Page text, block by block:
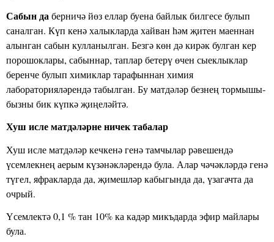
Сабын даберничә йөз еллар буена байлык билгесе булып
саналган. Күп кенә халыкларда хайван һәм җитен маеннан
алынган сабын кул­ланылган. Безгә көн дә кирәк булган кер
порошоклары, сабыннар, таплар бетерү өчен сыеклыклар
беренче булып химиклар тарафыннан химия
лабораторияләрендә табылган. Бу матдәләр безнең тормышы­
бызны бик күпкә җиңеләйтә.
Хуш исле матдәләрне ничек табалар
Хуш исле матдәләр кечкенә генә тамчылар рәвешендә
үсемлекнең ае­рым күзәнәкләрендә була. Алар чәчәкләрдә генә
түгел, яфракларда да, җимешләр кабыгында да, үзагачта да
очрый.
Үсемлектә 0,1 % тан 10% ка кадәр микъдарда эфир майлары
була.